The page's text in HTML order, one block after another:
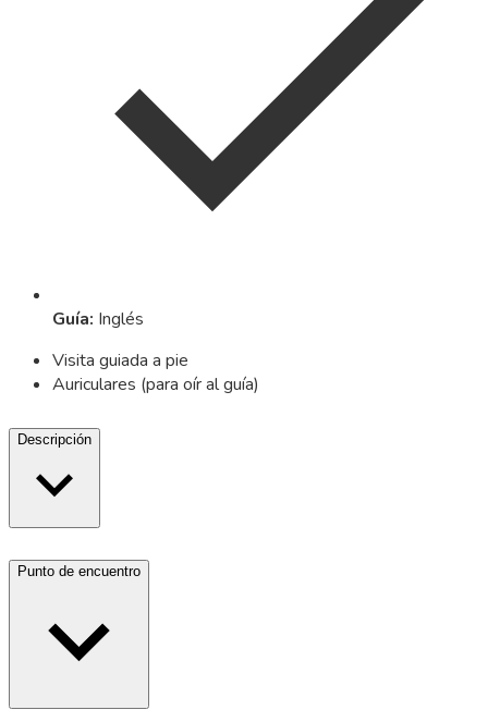
Guía: Inglés
Visita guiada a pie
Auriculares (para oír al guía)
Descripción
Punto de encuentro